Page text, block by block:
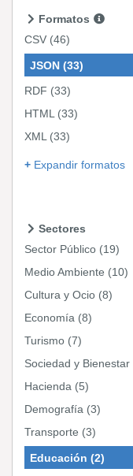
Formatos
CSV (46)
JSON (33)
RDF (33)
HTML (33)
XML (33)
Expandir formatos
Sectores
Sector Público (19)
Medio Ambiente (10)
Cultura y Ocio (8)
Economía (8)
Turismo (7)
Sociedad y Bienestar
Hacienda (5)
Demografía (3)
Transporte (3)
Educación (2)